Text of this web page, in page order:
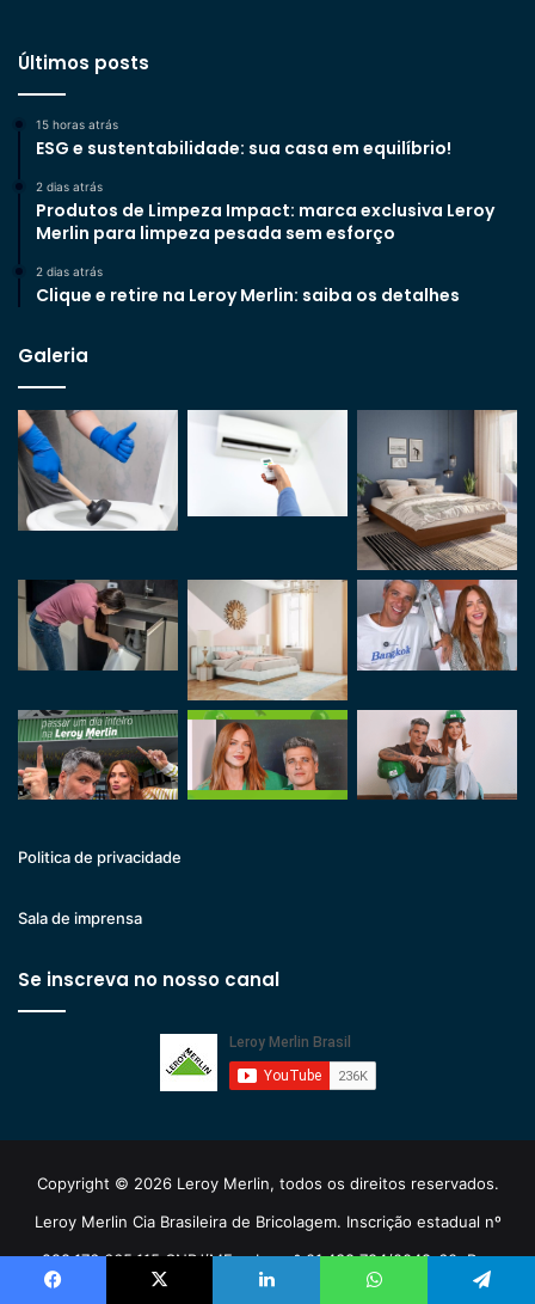
Últimos posts
15 horas atrás
ESG e sustentabilidade: sua casa em equilíbrio!
2 dias atrás
Produtos de Limpeza Impact: marca exclusiva Leroy
Merlin para limpeza pesada sem esforço
2 dias atrás
Clique e retire na Leroy Merlin: saiba os detalhes
Galeria
Politica de privacidade
Sala de imprensa
Se inscreva no nosso canal
Copyright © 2026 Leroy Merlin, todos os direitos reservados.
Leroy Merlin Cia Brasileira de Bricolagem. Inscrição estadual nº
298.176.665.115 CNPJ/MF sob o nº 01.438.784/0048-60. Rua